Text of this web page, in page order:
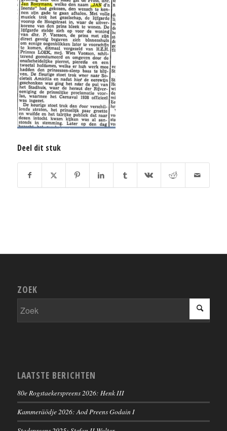
Deel dit stuk
ZOEK
LAATSTE BERICHTEN
80e Rogstaekerspreens 2026: Henk III
Kammeräödje 2026: Aod Preens Godain I